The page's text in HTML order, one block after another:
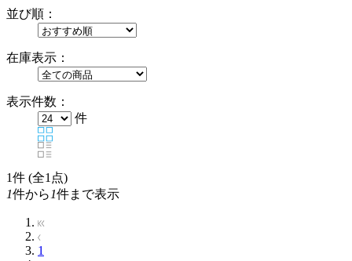
並び順：
在庫表示：
表示件数：
件
1件 (全1点)
1件から 1件まで表示
1